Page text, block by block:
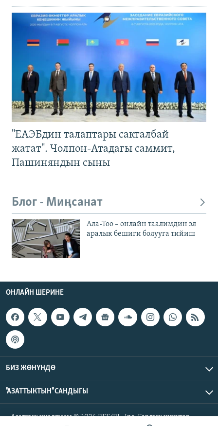
"ЕАЭБдин талаптары сакталбай
жатат". Чолпон-Атадагы саммит,
Пашиняндын сыны
Блог - Миңсанат
Ала-Тоо – онлайн таалимдин эл
аралык бешиги болууга тийиш
ОНЛАЙН ШЕРИНЕ
БИЗ ЖӨНҮНДӨ
"АЗАТТЫКТЫН" САНДЫГЫ
Азаттык үналгысы © 2026 RFE/RL, Inc. Бардык укуктар